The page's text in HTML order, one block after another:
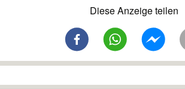
Diese Anzeige teilen